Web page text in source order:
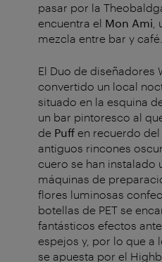
pasar por la
encuentra el Mon Ami
mezcla entre bar y café.
El Duo de diseñadores
convertido un local
situado en la esquina
un bar pintoresco al
de Puff en recuerdo
antiguos rincones
cuero se han instalado
máquinas de
flores luminosas
botellas de PET se
fantásticos efectos
espejos y, por lo que a
se apuesta por el